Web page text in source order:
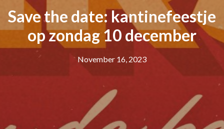
Save the date: kantinefeestje
op zondag 10 december
November 16, 2023